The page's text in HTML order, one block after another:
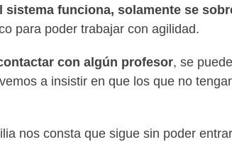
sistema funciona, solamente se
para poder trabajar con agilidad.
con algún profesor, se
a insistir en que los que no
nos consta que sigue sin poder